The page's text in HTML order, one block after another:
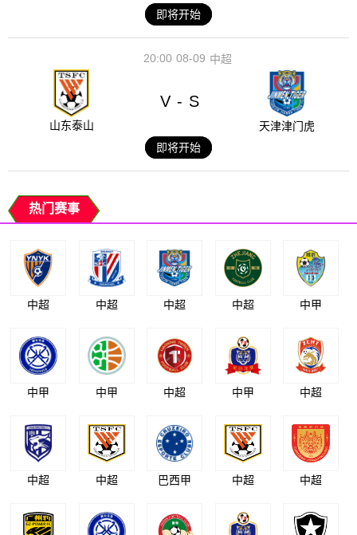
即将开始
08-09
20:00 中超
山东泰山
V - S
天津津门虎
即将开始
热门赛事
中超 中超 中超 中超 中甲
中甲 中甲 中超 中甲 中超
中超 中超 巴西甲 中超 中超